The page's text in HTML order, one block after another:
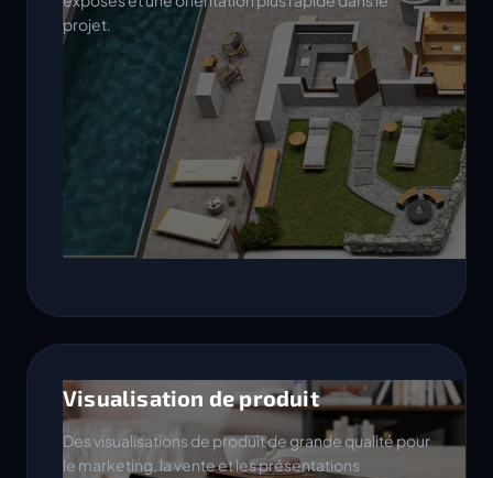
projet.
Visualisation de produit
Des visualisations de produit de grande qualité pour
le marketing, la vente et les présentations